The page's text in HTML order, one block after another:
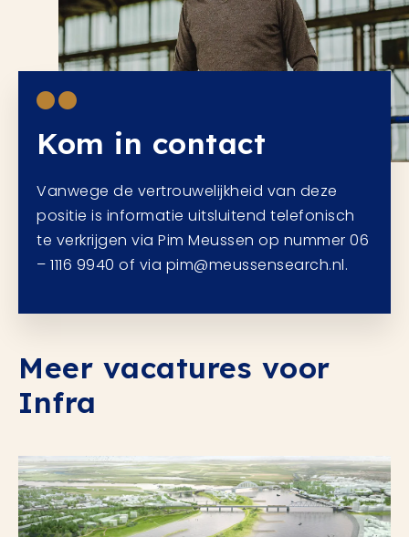
Kom in contact
Vanwege de vertrouwelijkheid van deze
positie is informatie uitsluitend telefonisch
te verkrijgen via Pim Meussen op nummer 06
– 1116 9940 of via pim@meussensearch.nl.
Meer vacatures voor
Infra